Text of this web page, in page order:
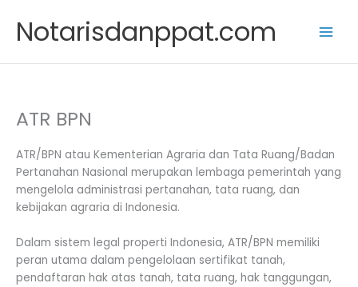
content
Notarisdanppat.com
ATR BPN
ATR/BPN atau Kementerian Agraria dan Tata Ruang/Badan
Pertanahan Nasional merupakan lembaga pemerintah yang
mengelola administrasi pertanahan, tata ruang, dan
kebijakan agraria di Indonesia.
Dalam sistem legal properti Indonesia, ATR/BPN memiliki
peran utama dalam pengelolaan sertifikat tanah,
pendaftaran hak atas tanah, tata ruang, hak tanggungan,